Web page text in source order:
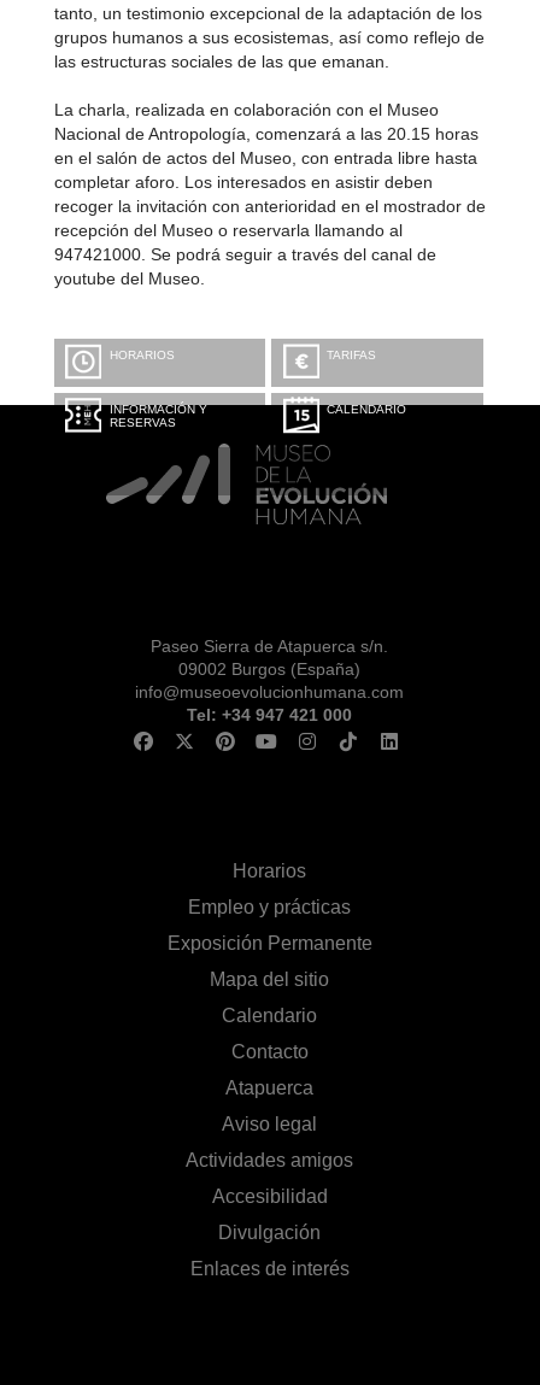
tanto, un testimonio excepcional de la adaptación de los
grupos humanos a sus ecosistemas, así como reflejo de
las estructuras sociales de las que emanan.
La charla, realizada en colaboración con el Museo
Nacional de Antropología, comenzará a las 20.15 horas
en el salón de actos del Museo, con entrada libre hasta
completar aforo. Los interesados en asistir deben
recoger la invitación con anterioridad en el mostrador de
recepción del Museo o reservarla llamando al
947421000. Se podrá seguir a través del canal de
youtube del Museo.
HORARIOS TARIFAS
INFORMACIÓN Y
RESERVAS
CALENDARIO
Paseo Sierra de Atapuerca s/n.
09002 Burgos (España)
info@museoevolucionhumana.com
Tel: +34 947 421 000
Horarios
Empleo y prácticas
Exposición Permanente
Mapa del sitio
Calendario
Contacto
Atapuerca
Aviso legal
Actividades amigos
Accesibilidad
Divulgación
Enlaces de interés